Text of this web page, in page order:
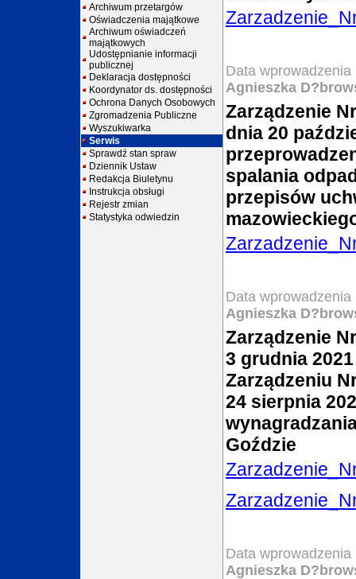
Archiwum przetargów
Oświadczenia majątkowe
Archiwum oświadczeń
majątkowych
Udostępnianie informacji
publicznej
Deklaracja dostępności
Koordynator ds. dostępności
Ochrona Danych Osobowych
Zgromadzenia Publiczne
Wyszukiwarka
Serwis
Sprawdź stan spraw
Dziennik Ustaw
Redakcja Biuletynu
Instrukcja obsługi
Rejestr zmian
Statystyka odwiedzin
Data
Agnieszka
Zarządzenie
dnia 20
spalania
przepisów
Data
Agnieszka
Zarządzenie
3 grudnia
Zarządzeniu
24 sierpnia
Goździe
Data
Agnieszka